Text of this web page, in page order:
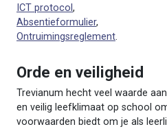
ICT protocol ,
Absentieformulier,
Ontruimingsreglement.
Orde en veiligheid
Trevianum hecht veel waarde
en veilig leefklimaat op school
voorwaarden biedt om je als